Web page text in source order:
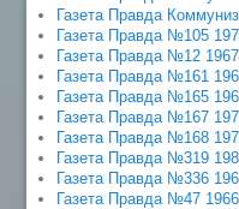
Газета Правда
Газета Правда №105
Газета Правда №12
Газета Правда №161
Газета Правда №165
Газета Правда №167
Газета Правда №168
Газета Правда №319
Газета Правда №336
Газета Правда №47